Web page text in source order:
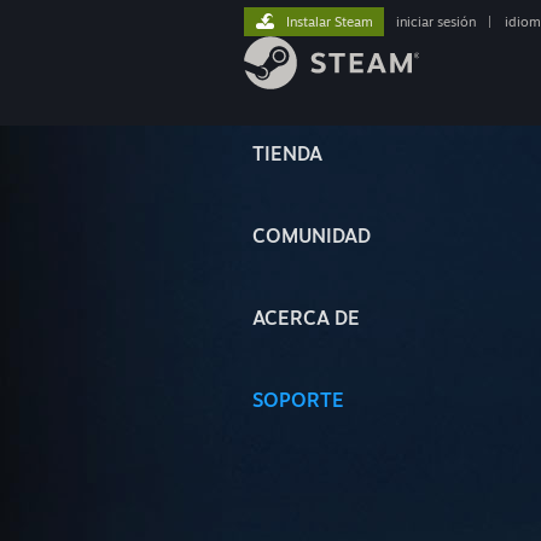
TIENDA
COMUNIDAD
ACERCA DE
SOPORTE
Instalar Steam iniciar sesión